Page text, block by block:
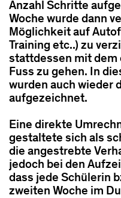
Anzahl Schritte
Woche wurde dann
Möglichkeit auf
Training etc..) zu
stattdessen mit dem
Fuss zu gehen. In
wurden auch wieder
aufgezeichnet.
Eine direkte
gestaltete sich als
die angestrebte
jedoch bei den
dass jede Schülerin
zweiten Woche im